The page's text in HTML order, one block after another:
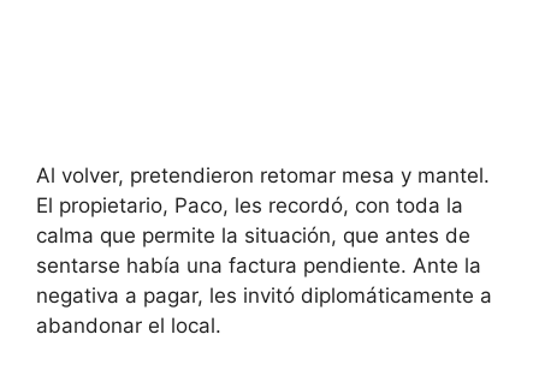
Al volver, pretendieron retomar mesa y mantel.
El propietario, Paco, les recordó, con toda la
calma que permite la situación, que antes de
sentarse había una factura pendiente. Ante la
negativa a pagar, les invitó diplomáticamente a
abandonar el local.